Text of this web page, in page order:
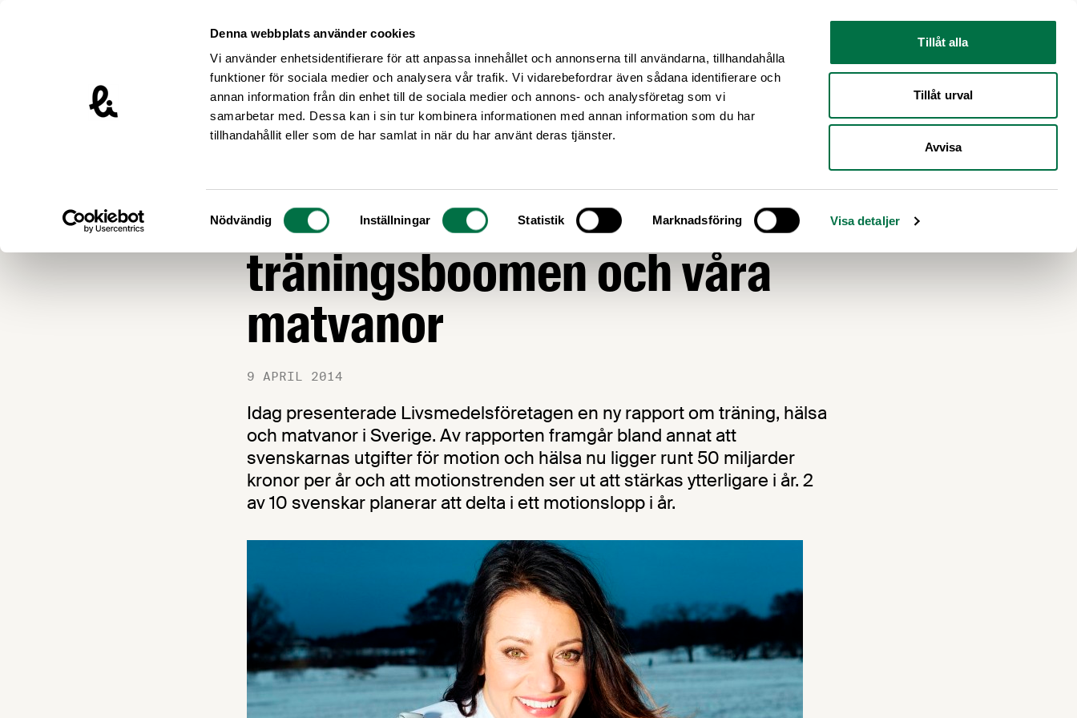
Denna webbplats använder cookies
Vi använder enhetsidentifierare för att anpassa innehållet och annonserna till användarna, tillhandahålla
funktioner för sociala medier och analysera vår trafik. Vi vidarebefordrar även sådana identifierare och
annan information från din enhet till de sociala medier och annons- och analysföretag som vi
samarbetar med. Dessa kan i sin tur kombinera informationen med annan information som du har
tillhandahållit eller som de har samlat in när du har använt deras tjänster.
Samtyckesval
Nödvändig Inställningar Statistik Marknadsföring Visa detaljer
Tillåt alla
Tillåt urval
Avvisa
Livsmedelsföretagen – till startsidan
Nyheter
Ny rapport om
träningsboomen och våra
matvanor
9 APRIL 2014
Idag presenterade Livsmedelsföretagen en ny rapport om träning, hälsa
och matvanor i Sverige. Av rapporten framgår bland annat att
svenskarnas utgifter för motion och hälsa nu ligger runt 50 miljarder
kronor per år och att motionstrenden ser ut att stärkas ytterligare i år. 2
av 10 svenskar planerar att delta i ett motionslopp i år.